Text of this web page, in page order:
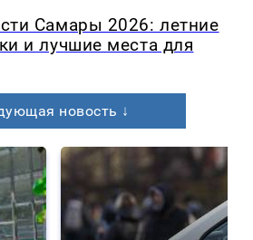
Самары 2026: летние
и лучшие места для
новость ↓